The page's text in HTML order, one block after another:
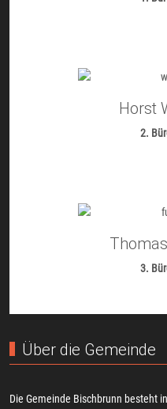
Horst
2.
3.
Über die Gemeinde
Die Gemeinde Bischbrunn besteht